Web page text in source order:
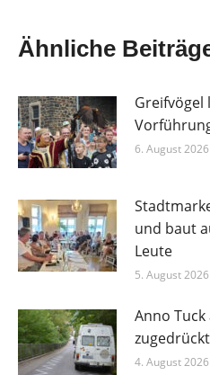
Ähnliche
Greifvögel
6. August 2026
und baut
Leute
5. August 2026
Anno
4. August 2026